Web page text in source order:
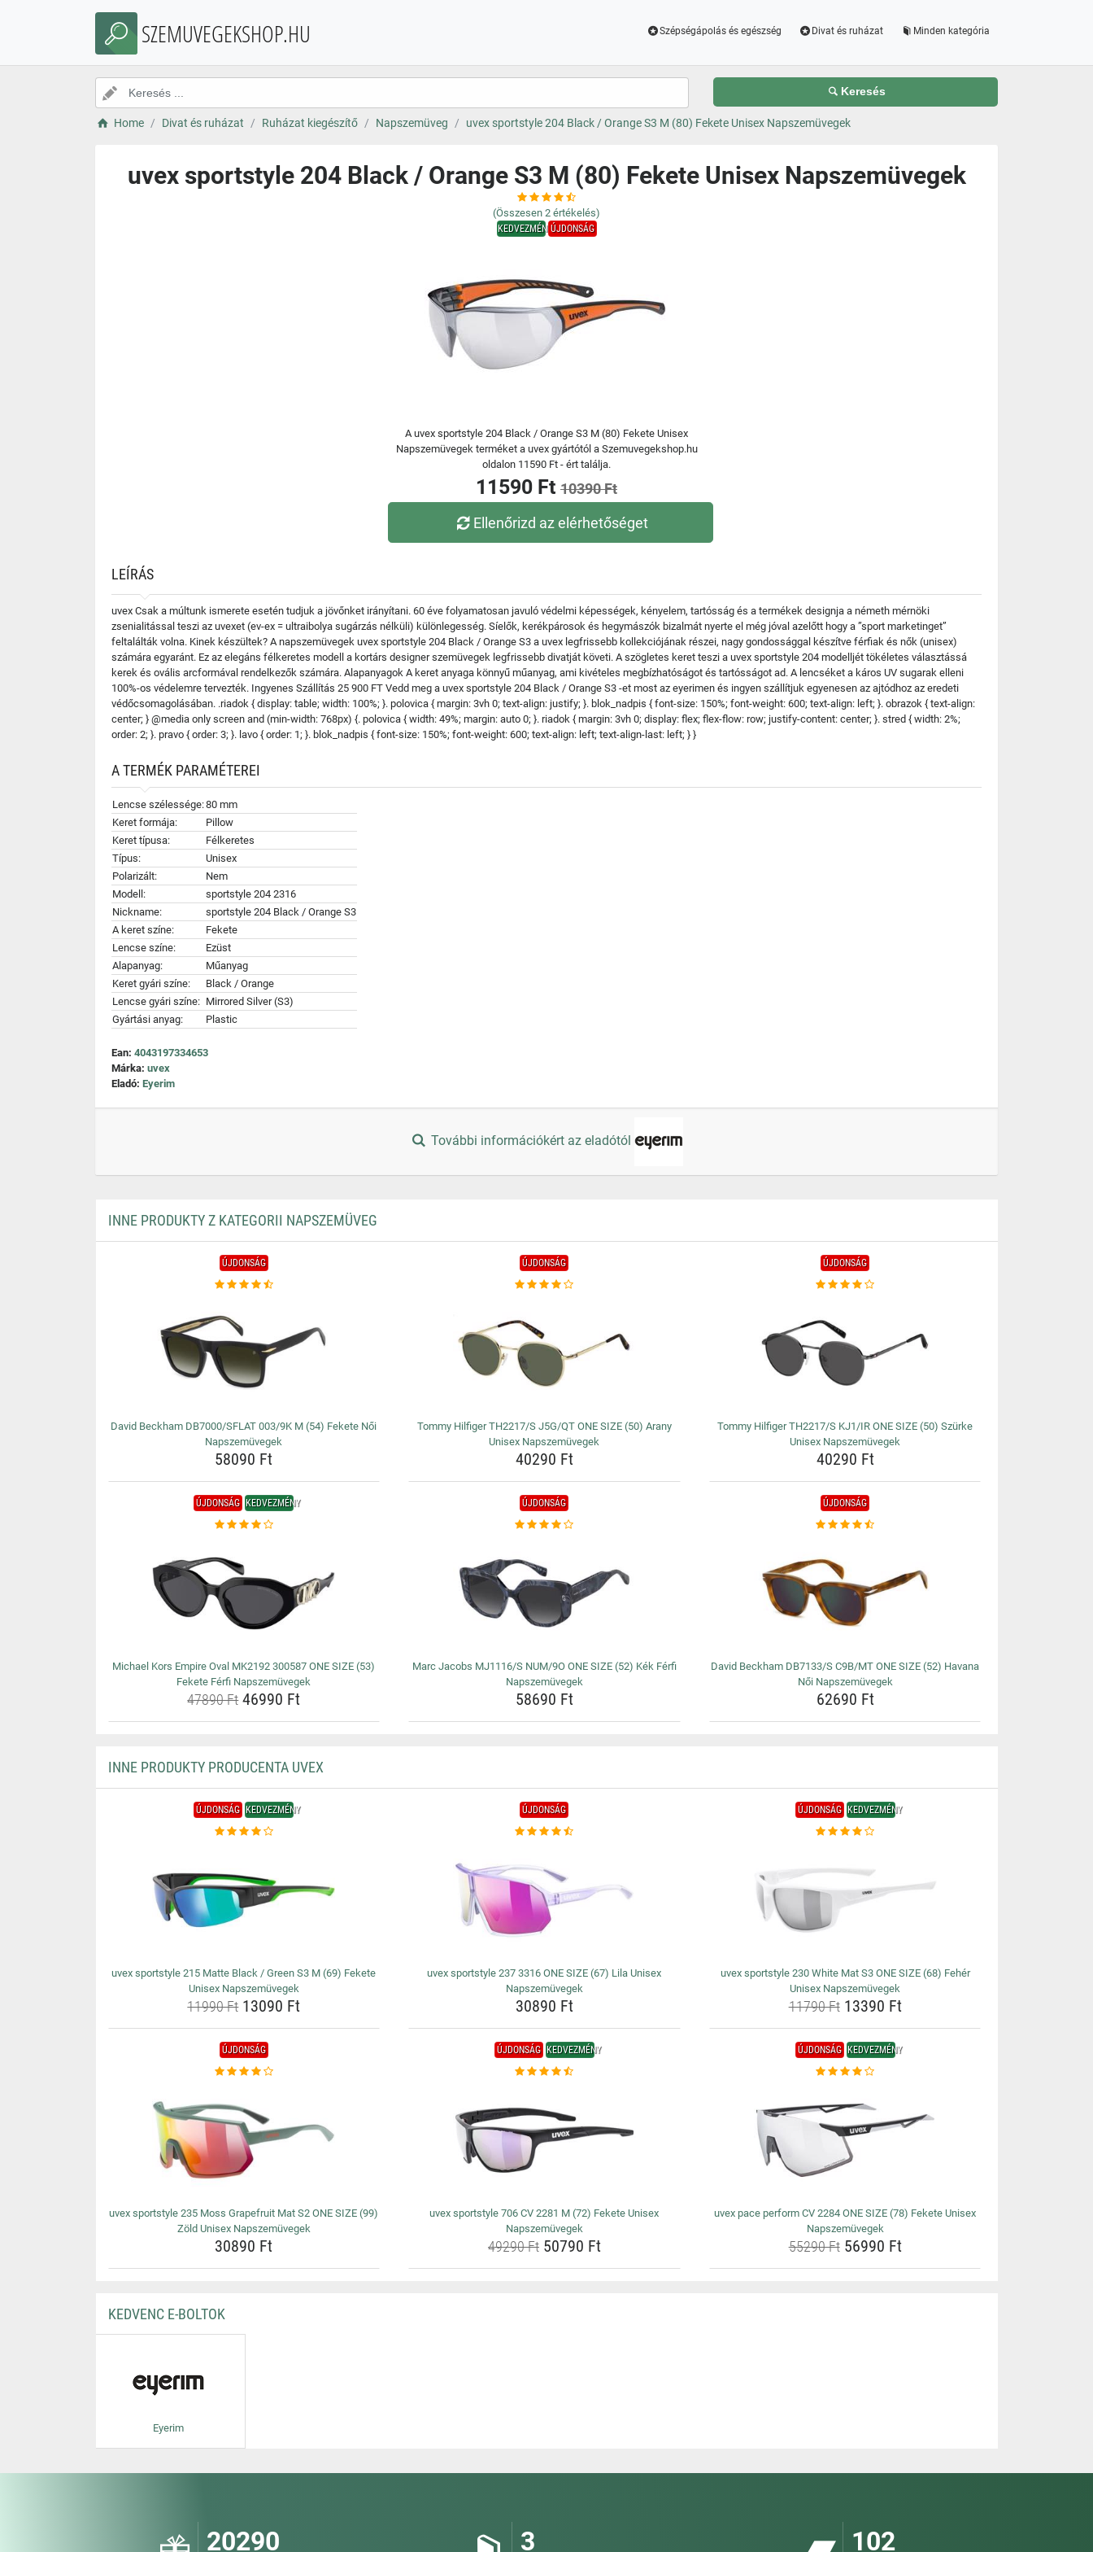
SZEMUVEGEKSHOP.HU Szépségápolás és egészség Divat és ruházat Minden kategória
Keresés
Home Divat és ruházat Ruházat kiegészítő Napszemüveg uvex sportstyle 204 Black / Orange S3 M (80) Fekete Unisex Napszemüvegek
uvex sportstyle 204 Black / Orange S3 M (80) Fekete Unisex Napszemüvegek
(Összesen 2 értékelés)
KEDVEZMÉNYÚJDONSÁG
A uvex sportstyle 204 Black / Orange S3 M (80) Fekete Unisex
Napszemüvegek terméket a uvex gyártótól a Szemuvegekshop.hu
oldalon 11590 Ft - ért találja.
11590 Ft 10390 Ft
Ellenőrizd az elérhetőséget
LEÍRÁS
uvex Csak a múltunk ismerete esetén tudjuk a jövőnket irányítani. 60 éve folyamatosan javuló védelmi képességek, kényelem, tartósság és a termékek designja a németh mérnöki
zsenialitással teszi az uvexet (ev-ex = ultraibolya sugárzás nélküli) különlegesség. Síelők, kerékpárosok és hegymászók bizalmát nyerte el még jóval azelőtt hogy a ”sport marketinget”
feltalálták volna. Kinek készültek? A napszemüvegek uvex sportstyle 204 Black / Orange S3 a uvex legfrissebb kollekciójának részei, nagy gondossággal készítve férfiak és nők (unisex)
számára egyaránt. Ez az elegáns félkeretes modell a kortárs designer szemüvegek legfrissebb divatját követi. A szögletes keret teszi a uvex sportstyle 204 modelljét tökéletes választássá
kerek és ovális arcformával rendelkezők számára. Alapanyagok A keret anyaga könnyű műanyag, ami kivételes megbízhatóságot és tartósságot ad. A lencséket a káros UV sugarak elleni
100%-os védelemre tervezték. Ingyenes Szállítás 25 900 FT Vedd meg a uvex sportstyle 204 Black / Orange S3 -et most az eyerimen és ingyen szállítjuk egyenesen az ajtódhoz az eredeti
védőcsomagolásában. .riadok { display: table; width: 100%; }. polovica { margin: 3vh 0; text-align: justify; }. blok_nadpis { font-size: 150%; font-weight: 600; text-align: left; }. obrazok { text-align:
center; } @media only screen and (min-width: 768px) {. polovica { width: 49%; margin: auto 0; }. riadok { margin: 3vh 0; display: flex; flex-flow: row; justify-content: center; }. stred { width: 2%;
order: 2; }. pravo { order: 3; }. lavo { order: 1; }. blok_nadpis { font-size: 150%; font-weight: 600; text-align: left; text-align-last: left; } }
A TERMÉK PARAMÉTEREI
Lencse szélessége:80 mm
Keret formája:
Pillow
Keret típusa:
Félkeretes
Típus:
Unisex
Polarizált:
Nem
Modell:
sportstyle 204 2316
Nickname:
sportstyle 204 Black / Orange S3
A keret színe:
Fekete
Lencse színe:
Ezüst
Alapanyag:
Műanyag
Keret gyári színe:
Black / Orange
Lencse gyári színe: Mirrored Silver (S3)
Gyártási anyag:
Plastic
Ean: 4043197334653
Márka: uvex
Eladó: Eyerim
További információkért az eladótól
INNE PRODUKTY Z KATEGORII NAPSZEMÜVEG
ÚJDONSÁG
David Beckham DB7000/SFLAT 003/9K M (54) Fekete Női
Napszemüvegek
58090 Ft
ÚJDONSÁG
Tommy Hilfiger TH2217/S J5G/QT ONE SIZE (50) Arany
Unisex Napszemüvegek
40290 Ft
ÚJDONSÁG
Tommy Hilfiger TH2217/S KJ1/IR ONE SIZE (50) Szürke
Unisex Napszemüvegek
40290 Ft
ÚJDONSÁG KEDVEZMÉNY
Michael Kors Empire Oval MK2192 300587 ONE SIZE (53)
Fekete Férfi Napszemüvegek
47890 Ft46990 Ft
ÚJDONSÁG
Marc Jacobs MJ1116/S NUM/9O ONE SIZE (52) Kék Férfi
Napszemüvegek
58690 Ft
ÚJDONSÁG
David Beckham DB7133/S C9B/MT ONE SIZE (52) Havana
Női Napszemüvegek
62690 Ft
INNE PRODUKTY PRODUCENTA UVEX
ÚJDONSÁG KEDVEZMÉNY
uvex sportstyle 215 Matte Black / Green S3 M (69) Fekete
Unisex Napszemüvegek
11990 Ft13090 Ft
ÚJDONSÁG
uvex sportstyle 237 3316 ONE SIZE (67) Lila Unisex
Napszemüvegek
30890 Ft
ÚJDONSÁG KEDVEZMÉNY
uvex sportstyle 230 White Mat S3 ONE SIZE (68) Fehér
Unisex Napszemüvegek
11790 Ft13390 Ft
ÚJDONSÁG
uvex sportstyle 235 Moss Grapefruit Mat S2 ONE SIZE (99)
Zöld Unisex Napszemüvegek
30890 Ft
ÚJDONSÁG KEDVEZMÉNY
uvex sportstyle 706 CV 2281 M (72) Fekete Unisex
Napszemüvegek
49290 Ft50790 Ft
ÚJDONSÁG KEDVEZMÉNY
uvex pace perform CV 2284 ONE SIZE (78) Fekete Unisex
Napszemüvegek
55290 Ft56990 Ft
KEDVENC E-BOLTOK
Eyerim
20290 3 102